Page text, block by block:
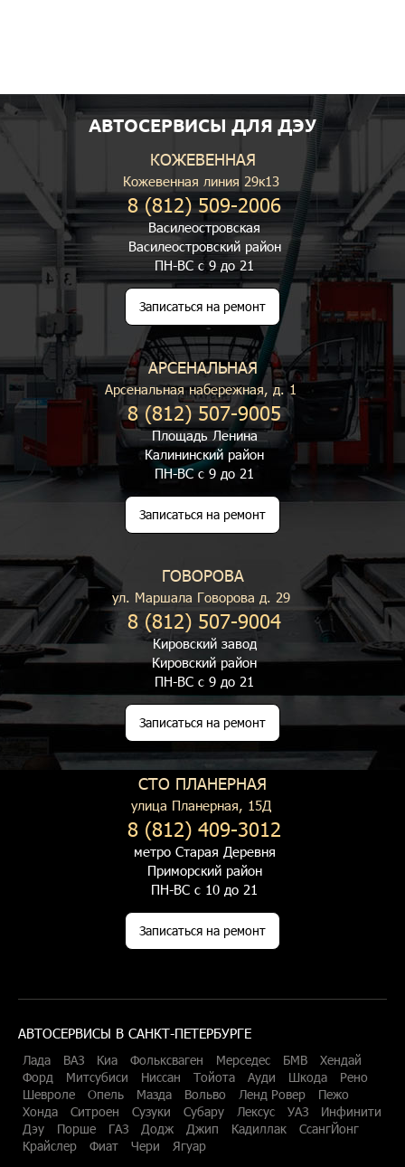
АВТОСЕРВИСЫ ДЛЯ ДЭУ
КОЖЕВЕННАЯ
Кожевенная линия 29к13
8 (812) 509-2006
Василеостровская
Василеостровский район
ПН-ВС с 9 до 21
Записаться на ремонт
АРСЕНАЛЬНАЯ
Арсенальная набережная, д. 1
8 (812) 507-9005
Площадь Ленина
Калининский район
ПН-ВС с 9 до 21
Записаться на ремонт
ГОВОРОВА
ул. Маршала Говорова д. 29
8 (812) 507-9004
Кировский завод
Кировский район
ПН-ВС с 9 до 21
Записаться на ремонт
СТО ПЛАНЕРНАЯ
улица Планерная, 15Д
8 (812) 409-3012
метро Старая Деревня
Приморский район
ПН-ВС с 10 до 21
Записаться на ремонт
АВТОСЕРВИСЫ В САНКТ-ПЕТЕРБУРГЕ
Лада ВАЗ Киа Фольксваген Мерседес БМВ
Хендай
Форд
Митсубиси Ниссан Тойота Ауди Шкода
Рено
Шевроле
Опель Мазда Вольво Ленд Ровер
Пежо
Хонда
Ситроен Сузуки Субару Лексус УАЗ
Инфинити
Дэу
Порше ГАЗ Додж Джип Кадиллак
СсангЙонг
Крайслер
Фиат Чери Ягуар